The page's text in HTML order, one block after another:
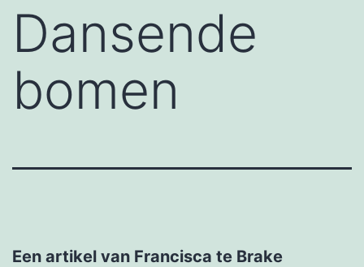
Dansende
bomen
Een artikel van Francisca te Brake